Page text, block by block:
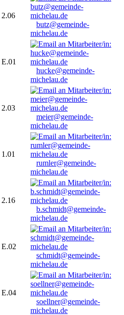
2.06
butz@gemeinde-
michelau.de
E.01
hucke@gemeinde-
michelau.de
2.03
meier@gemeinde-
michelau.de
1.01
rumler@gemeinde-
michelau.de
2.16
b.schmidt@gemeinde-
michelau.de
E.02
schmidt@gemeinde-
michelau.de
E.04
soellner@gemeinde-
michelau.de